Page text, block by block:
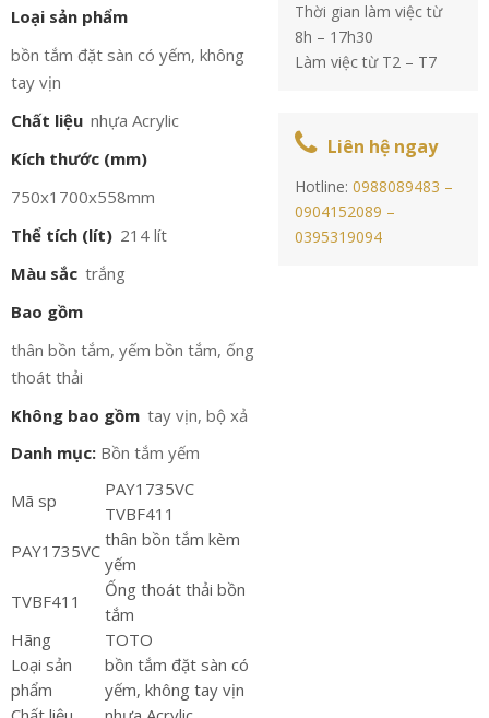
Loại sản phẩm
bồn tắm đặt sàn có yếm, không
tay vịn
Chất liệu nhựa Acrylic
Kích thước (mm)
750x1700x558mm
Thể tích (lít) 214 lít
Màu sắc trắng
Bao gồm
thân bồn tắm, yếm bồn tắm, ống
thoát thải
Không bao gồm tay vịn, bộ xả
Danh mục: Bồn tắm yếm
Mã sp
PAY1735VC
TVBF411
PAY1735VC
thân bồn tắm kèm
yếm
TVBF411
Ống thoát thải bồn
tắm
Hãng
TOTO
Loại sản
phẩm
bồn tắm đặt sàn có
yếm, không tay vịn
Thời gian làm việc từ
8h – 17h30
Làm việc từ T2 – T7
Liên hệ ngay
Hotline:0988089483 –
0904152089 –
0395319094